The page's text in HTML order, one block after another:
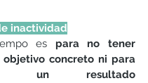
inactividad
es para no tener
objetivo concreto ni para
un resultado